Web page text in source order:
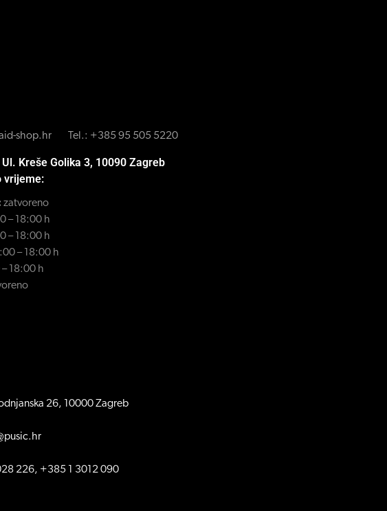
shop.hr Tel.: +385 95 505 5220
Kreše Golika 3, 10090 Zagreb
vrijeme:
zatvoreno
– 18:00 h
– 18:00 h
– 18:00 h
– 18:00 h
26, 10000 Zagreb
226, +385 1 3012 090